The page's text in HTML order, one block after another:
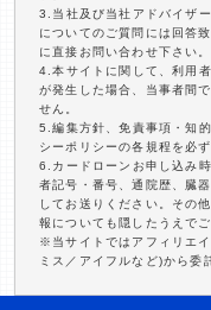
3.当社及び当社アドバイザ
についてのご質問には回答
に直接お問い合わせ下さい。
4.本サイトに関して、利用
が発生した場合、当事者間
せん。
5.編集方針、免責事項・知
シーポリシーの各規程を必
6.カードローンお申し込み
者記号・番号、通院歴、臓
してお送りください。その
報についても隠したうえで
※当サイトではアフィリエ
ミス／アイフルなど)から委